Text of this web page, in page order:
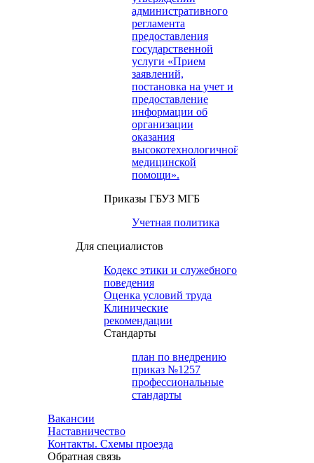
административного
регламента
предоставления
государственной
услуги «Прием
заявлений,
постановка на учет и
предоставление
информации об
организации
оказания
высокотехнологичной
медицинской
помощи».
Приказы ГБУЗ МГБ
Учетная политика
Для специалистов
Кодекс этики и служебного
поведения
Оценка условий труда
Клинические
рекомендации
Cтандарты
план по внедрению
приказ №1257
профессиональные
стандарты
Вакансии
Наставничество
Контакты. Схемы проезда
Обратная связь